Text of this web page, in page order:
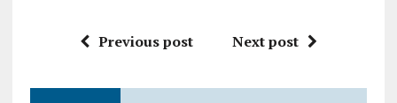
review
Previous post Next post